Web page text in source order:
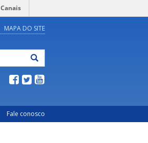
Canais
MAPA DO SITE
Fale conosco